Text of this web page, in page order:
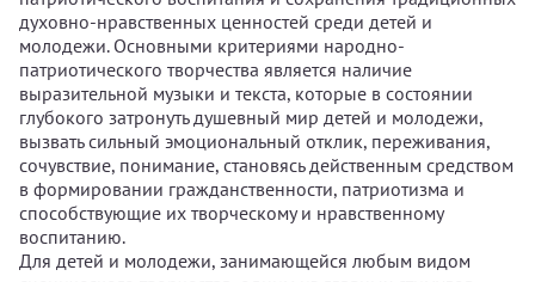
духовно-нравственных ценностей среди детей и
молодежи. Основными критериями народно-
патриотического творчества является наличие
выразительной музыки и текста, которые в состоянии
глубокого затронуть душевный мир детей и молодежи,
вызвать сильный эмоциональный отклик, переживания,
сочувствие, понимание, становясь действенным средством
в формировании гражданственности, патриотизма и
способствующие их творческому и нравственному
воспитанию.
Для детей и молодежи, занимающейся любым видом